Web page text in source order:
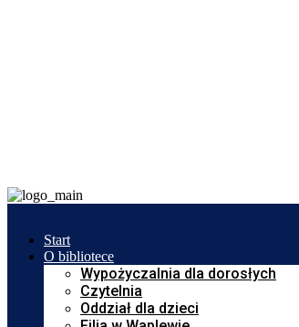
Start
O bibliotece
Wypożyczalnia dla dorosłych
Czytelnia
Oddział dla dzieci